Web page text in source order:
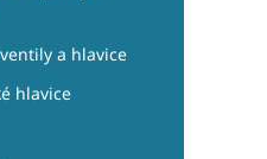
a hlavice
hlavice